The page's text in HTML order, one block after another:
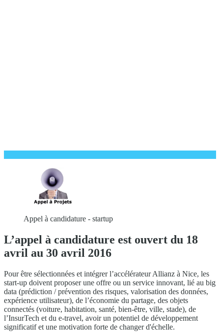
Appel à candidature - startup
L’appel à candidature est ouvert du 18
avril au 30 avril 2016
Pour être sélectionnées et intégrer l’accélérateur Allianz à Nice, les
start-up doivent proposer une offre ou un service innovant, lié au big
data (prédiction / prévention des risques, valorisation des données,
expérience utilisateur), de l’économie du partage, des objets
connectés (voiture, habitation, santé, bien-être, ville, stade), de
l’InsurTech et du e-travel, avoir un potentiel de développement
significatif et une motivation forte de changer d'échelle.